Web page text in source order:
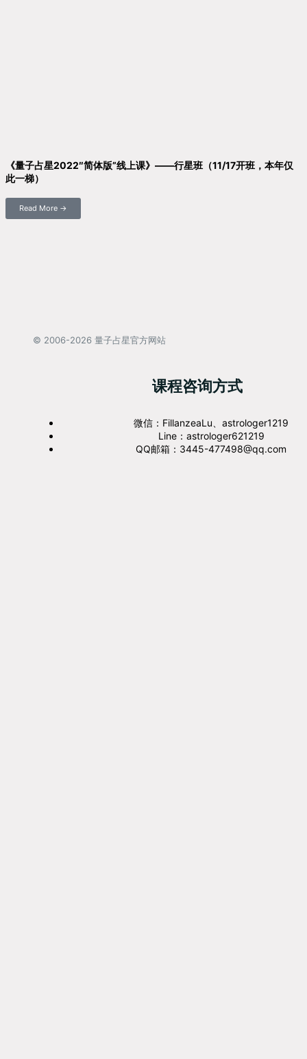
《量子占星2022″简体版”线上课》——行星班（11/17开班，本年仅
此一梯）
Read More →
© 2006-2026 量子占星官方网站
课程咨询方式
微信：FillanzeaLu、astrologer1219
Line：astrologer621219
QQ邮箱：3445-477498@qq.com